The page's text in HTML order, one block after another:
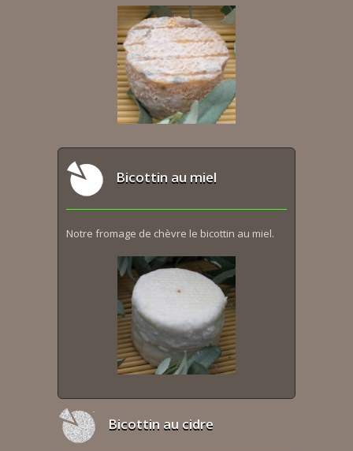
Bicottin au miel
Notre fromage de chèvre le bicottin au miel.
Bicottin au cidre